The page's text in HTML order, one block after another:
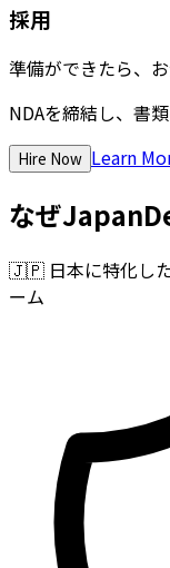
採用
準備ができたら、
NDAを締結し、書
Hire Now Learn
なぜ
🇯🇵 日本に特化し
ーム